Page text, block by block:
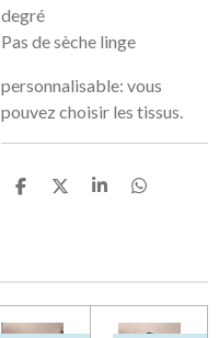
degré
Pas de sèche linge
personnalisable: vous
pouvez choisir les tissus.
P
g
P
g
P
g
P
g